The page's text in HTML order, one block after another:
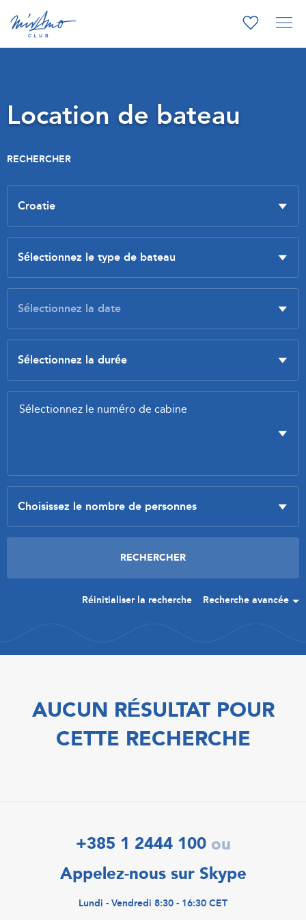
Location de bateau
RECHERCHER
Réinitialiser la recherche Recherche avancée
AUCUN RÉSULTAT POUR
CETTE RECHERCHE
+385 1 2444 100 ou
Appelez-nous sur Skype
Lundi - Vendredi 8:30 - 16:30 CET